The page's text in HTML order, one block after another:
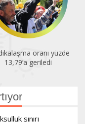
oranı yüzde
13,79’a geriledi
sınırı